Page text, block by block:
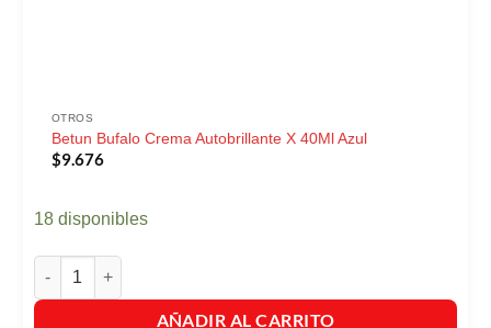
OTROS
Betun Bufalo Crema Autobrillante X 40Ml Azul
$9.676
18 disponibles
Betun Bufalo Crema Autobrillante X 40Ml Azul cantidad
AÑADIR AL CARRITO